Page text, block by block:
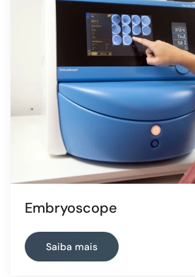
Embryoscope
Saiba mais